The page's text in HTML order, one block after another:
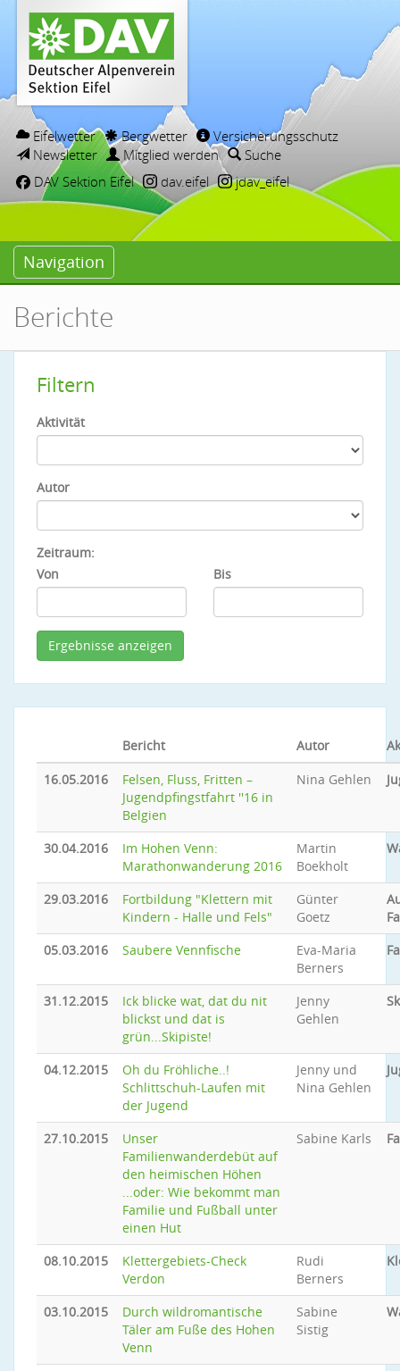
Eifelwetter Bergwetter
Versicherungsschutz
Newsletter
Mitglied werden
Suche
DAV Sektion Eifel
dav.eifel jdav_eifel
Navigation
Berichte
Filtern
Aktivität
Autor
Zeitraum:
Von
Bis
Bericht Autor
16.05.2016
Felsen, Fluss, Fritten –
Jugendpfingstfahrt ''16 in
Belgien
Nina Gehlen
30.04.2016
Im Hohen Venn:
Marathonwanderung 2016
Martin
Boekholt
29.03.2016
Fortbildung "Klettern mit
Kindern - Halle und Fels"
Günter
Goetz
05.03.2016
Saubere Vennfische
Eva-Maria
Berners
31.12.2015
Ick blicke wat, dat du nit
blickst und dat is
grün...Skipiste!
Jenny
Gehlen
04.12.2015
Oh du Fröhliche..!
Schlittschuh-Laufen mit
der Jugend
Jenny und
Nina Gehlen
27.10.2015
Unser
Familienwanderdebüt auf
den heimischen Höhen
...oder: Wie bekommt man
Familie und Fußball unter
einen Hut
Sabine Karls
08.10.2015
Klettergebiets-Check
Verdon
Rudi
Berners
03.10.2015
Durch wildromantische
Täler am Fuße des Hohen
Venn
Sabine
Sistig